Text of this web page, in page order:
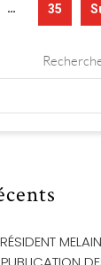
… 35